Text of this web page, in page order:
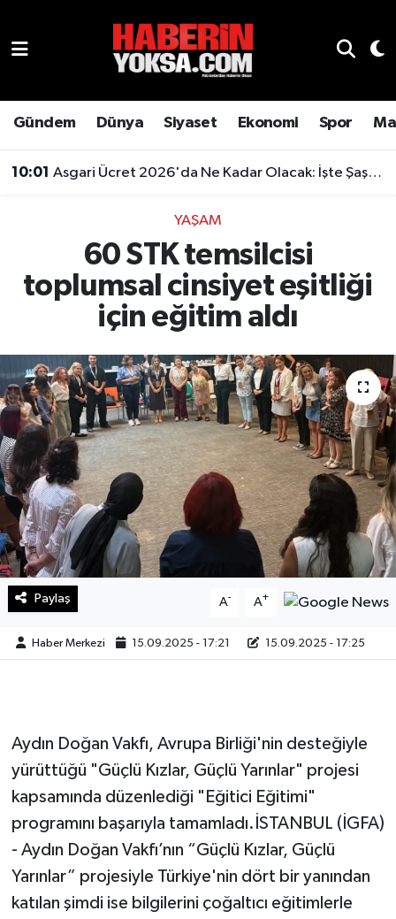
Gündem Dünya Siyaset Ekonomi Spor
10:01 Asgari Ücret 2026'da Ne Kadar Olacak: İşte Şaşırtan Rakam
YAŞAM
60 STK temsilcisi
toplumsal cinsiyet eşitliği
için eğitim aldı
Paylaş A- A+
Haber Merkezi 15.09.2025 - 17:21 15.09.2025 - 17:25
Aydın Doğan Vakfı, Avrupa Birliği'nin desteğiyle
yürüttüğü "Güçlü Kızlar, Güçlü Yarınlar" projesi
kapsamında düzenlediği "Eğitici Eğitimi"
programını başarıyla tamamladı.İSTANBUL (İGFA)
- Aydın Doğan Vakfı’nın “Güçlü Kızlar, Güçlü
Yarınlar” projesiyle Türkiye'nin dört bir yanından
katılan şimdi ise bilgilerini çoğaltıcı eğitimlerle
Genel
Gündem
Otomobil
Sağlık
Teknoloji
Yaşam
Hava Durumu
Son Dakika Haberleri
Haber Arşivi